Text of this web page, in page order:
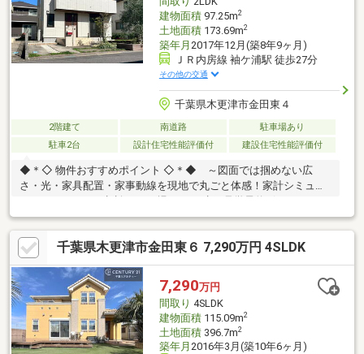
建物面積97.25m2
土地面積173.69m2
築年月 2017年12月(築8年9ヶ月)
ＪＲ内房線 袖ケ浦駅 徒歩27分
その他の交通
千葉県木更津市金田東４
2階建て 南道路
駐車場あり
駐車2台
設計住宅性能評価付 建設住宅性能評価付
◆＊◇ 物件おすすめポイント ◇＊◆ ～図面では掴めない広
さ・光・家具配置・家事動線を現地で丸ごと体感！家計シミュレ
ーションやローン相談もその場でOK。赤い見学予約ボタンよりス
ムーズに来場予約～♪■大型商業施設「三井アウトレットパーク木
更津」まで徒歩圏内！！◇大和ハウス工業株式会社施工 外張断
熱の家◇太陽光＋蓄電池搭載のオール電化2LDK＋2WIC住宅♪◇浴
室乾燥・軟水器・エコキュートなど設備も充実！◇長期優良住宅
＆メーカー保証継続で安心の住まい◇買物・生活施設が徒歩圏内
で日々の暮らしも快適♪◇南向きの庭付きで明るく心地よい生活
空間です！◎頭金0円全額ローン可能！
千葉県木更津市金田東６ 7,290万円 4SLDK
7,290万円
間取り 4SLDK
建物面積115.09m2
土地面積396.7m2
築年月 2016年3月(築10年6ヶ月)